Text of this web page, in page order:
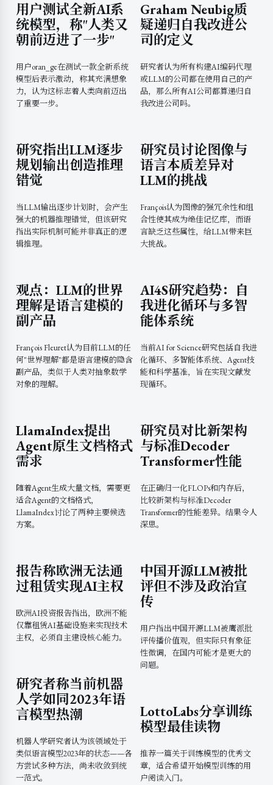
用户测试全新AI系
统模型，称"人类又
朝前迈进了一步"
用户oran_ge在测试一款全新系统
模型后表示激动，称其充满想象
力，认为这标志着人类向前迈出
了重要一步。
研究指出LLM逐步
规划输出创造推理
错觉
当LLM输出逐步计划时，会产生
强大的机器推理错觉，但该研究
指出实际机制可能并非真正的逻
辑推理。
观点：LLM的世界
理解是语言建模的
副产品
François Fleuret认为目前LLM的任
何"世界理解"都是语言建模的隐含
副产品，类似于人类对抽象数学
对象的理解。
LlamaIndex提出
Agent原生文档格式
需求
随着Agent生成大量文档，需要更
适合Agent的文档格式，
LlamaIndex讨论了两种主要候选
方案。
报告称欧洲无法通
过租赁实现AI主权
欧洲AI投资报告指出，欧洲不能
仅靠租赁AI基础设施来实现技术
主权，必须自主建设核心能力。
研究者称当前机器
人学如同2023年语
言模型热潮
机器人学研究者认为该领域处于
类似语言模型2023年的状态——各
方尝试多种方法，尚未收敛到统
一范式。
Graham Neubig质
疑递归自我改进公
司的定义
研究者认为所有构建AI编码代理
或LLM的公司都在使用自己的产
品，那么所有AI公司都算递归自
我改进公司吗。
研究员讨论图像与
语言本质差异对
LLM的挑战
François认为图像的强冗余性和组
合性使其成为绝佳记忆库，而语
言缺乏这些属性，给LLM带来巨
大挑战。
AI4S研究趋势：自
我进化循环与多智
能体系统
当前AI for Science研究包括自我进
化循环、多智能体系统、Agent技
能和科学基准，旨在实现文献发
现循环。
研究员对比新架构
与标准Decoder
Transformer性能
在正确归一化FLOPs和内存后，
比较新架构与标准Decoder
Transformer的性能差异。结果令人
深思。
中国开源LLM被批
评但不涉及政治宣
传
用户指出中国开源LLM被鹰派批
评传播价值观，但实际只有象征
性微调，在国内可能才是更大的
问题。
LottoLabs分享训练
模型最佳读物
推荐一篇关于训练模型的优秀文
章，适合希望开始模型训练的用
户阅读入门。